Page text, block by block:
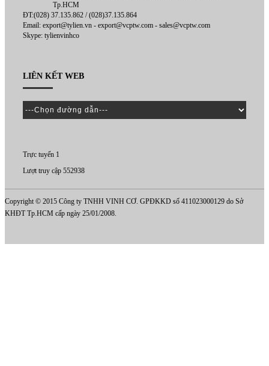
Tp.HCM
ĐT:(028) 37.135.862 / (028)37.135.864
Email: export@tylien.vn - export@vcptw.com - sales@vcptw.com
Skype: tylienvinhco
LIÊN KẾT WEB
Trực tuyến 1
Lượt truy cập 552938
Copyright © 2015 Công ty TNHH VINH CƠ. GPĐKKD số 411023000129 do Sở
KHĐT Tp.HCM cấp ngày 25/01/2008.